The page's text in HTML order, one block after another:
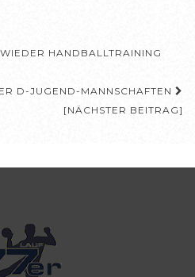
HANDBALLTRAINING
D-JUGEND-MANNSCHAFTEN
[NÄCHSTER BEITRAG]